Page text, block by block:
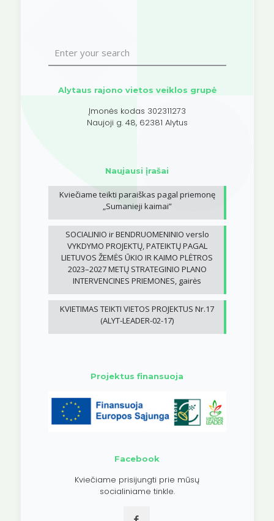
Alytaus rajono vietos veiklos grupė
Įmonės kodas 302311273
Naujoji g. 48, 62381 Alytus
Naujausi įrašai
Kviečiame teikti paraiškas pagal priemonę
„Sumanieji kaimai”
SOCIALINIO ir BENDRUOMENINIO verslo
VYKDYMO PROJEKTŲ, PATEIKTŲ PAGAL
LIETUVOS ŽEMĖS ŪKIO IR KAIMO PLĖTROS
2023–2027 METŲ STRATEGINIO PLANO
INTERVENCINES PRIEMONES, gairės
KVIETIMAS TEIKTI VIETOS PROJEKTUS Nr.17
(ALYT-LEADER-02-17)
Projektus finansuoja
Facebook
Kviečiame prisijungti prie mūsų
socialiniame tinkle.